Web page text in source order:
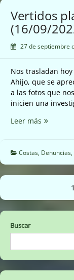
(18/09/
Vertidos
(16/09/
27 de septiembre
Nos trasladan
Ahijo, que se
a las fotos que
inicien una
Leer más Vertidos
(16/09/
Costas, Denuncias,
de
entradas
1
Buscar